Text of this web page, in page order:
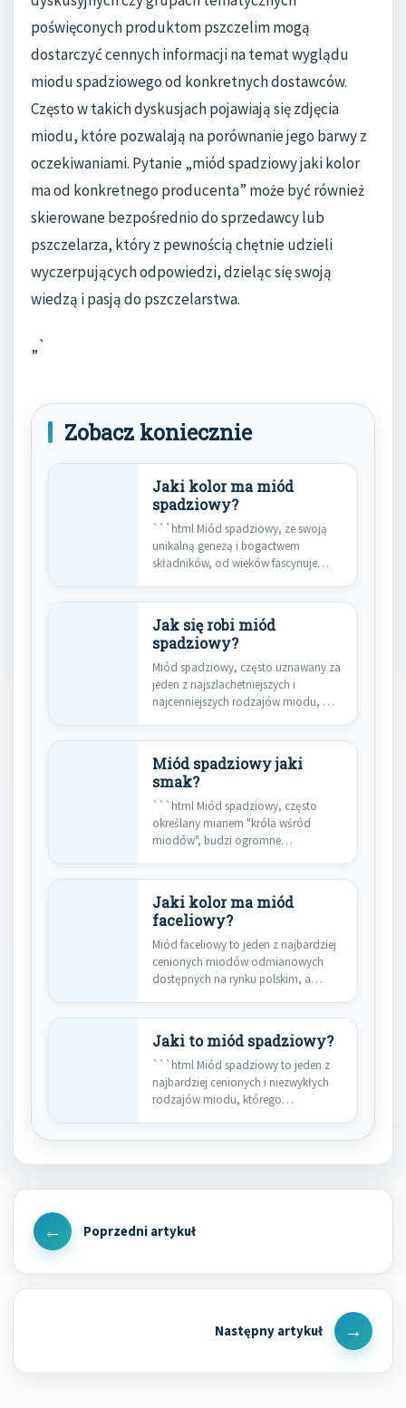
poświęconych produktom pszczelim mogą
dostarczyć cennych informacji na temat wyglądu
miodu spadziowego od konkretnych dostawców.
Często w takich dyskusjach pojawiają się zdjęcia
miodu, które pozwalają na porównanie jego barwy z
oczekiwaniami. Pytanie „miód spadziowy jaki kolor
ma od konkretnego producenta” może być również
skierowane bezpośrednio do sprzedawcy lub
pszczelarza, który z pewnością chętnie udzieli
wyczerpujących odpowiedzi, dzieląc się swoją
wiedzą i pasją do pszczelarstwa.
„`
Zobacz koniecznie
Jaki kolor ma miód
spadziowy?
```html Miód spadziowy, ze swoją
unikalną genezą i bogactwem
składników, od wieków fascynuje
Jak się robi miód
spadziowy?
Miód spadziowy, często uznawany za
jeden z najszlachetniejszych i
najcenniejszych rodzajów miodu, ma
Miód spadziowy jaki
smak?
```html Miód spadziowy, często
określany mianem "króla wśród
miodów", budzi ogromne
Jaki kolor ma miód
faceliowy?
Miód faceliowy to jeden z najbardziej
cenionych miodów odmianowych
dostępnych na rynku polskim, a
Jaki to miód spadziowy?
```html Miód spadziowy to jeden z
najbardziej cenionych i niezwykłych
rodzajów miodu, którego
Nawigacja
wpisu
Previous
Next
Post